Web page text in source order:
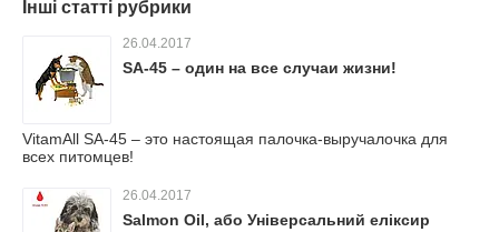
Інші статті рубрики
26.04.2017
SA-45 – один на все случаи жизни!
VitamAll SА-45 – это настоящая палочка-выручалочка для
всех питомцев!
26.04.2017
Salmon Oil, або Універсальний еліксир